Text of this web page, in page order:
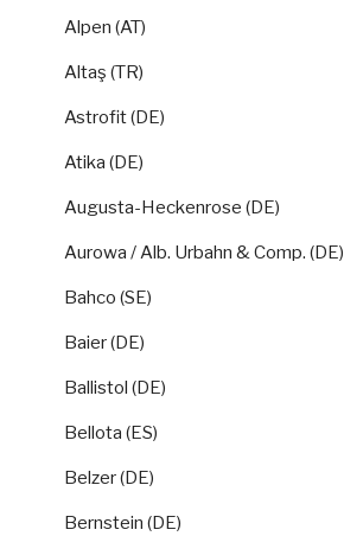
Alpen (AT)
Altaş (TR)
Astrofit (DE)
Atika (DE)
Augusta-Heckenrose (DE)
Aurowa / Alb. Urbahn & Comp. (DE)
Bahco (SE)
Baier (DE)
Ballistol (DE)
Bellota (ES)
Belzer (DE)
Bernstein (DE)